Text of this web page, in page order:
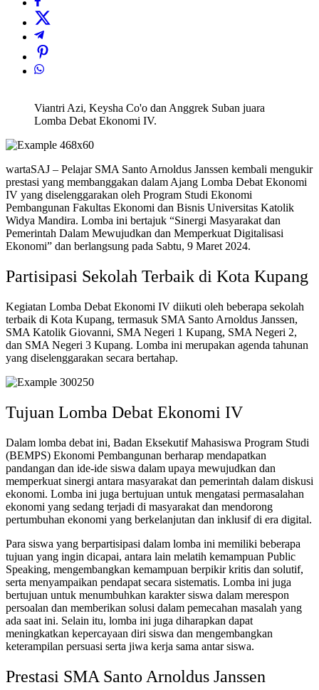
Viantri Azi, Keysha Co'o dan Anggrek Suban juara
Lomba Debat Ekonomi IV.
wartaSAJ – Pelajar SMA Santo Arnoldus Janssen kembali mengukir
prestasi yang membanggakan dalam Ajang Lomba Debat Ekonomi
IV yang diselenggarakan oleh Program Studi Ekonomi
Pembangunan Fakultas Ekonomi dan Bisnis Universitas Katolik
Widya Mandira. Lomba ini bertajuk “Sinergi Masyarakat dan
Pemerintah Dalam Mewujudkan dan Memperkuat Digitalisasi
Ekonomi” dan berlangsung pada Sabtu, 9 Maret 2024.
Partisipasi Sekolah Terbaik di Kota Kupang
Kegiatan Lomba Debat Ekonomi IV diikuti oleh beberapa sekolah
terbaik di Kota Kupang, termasuk SMA Santo Arnoldus Janssen,
SMA Katolik Giovanni, SMA Negeri 1 Kupang, SMA Negeri 2,
dan SMA Negeri 3 Kupang. Lomba ini merupakan agenda tahunan
yang diselenggarakan secara bertahap.
Tujuan Lomba Debat Ekonomi IV
Dalam lomba debat ini, Badan Eksekutif Mahasiswa Program Studi
(BEMPS) Ekonomi Pembangunan berharap mendapatkan
pandangan dan ide-ide siswa dalam upaya mewujudkan dan
memperkuat sinergi antara masyarakat dan pemerintah dalam diskusi
ekonomi. Lomba ini juga bertujuan untuk mengatasi permasalahan
ekonomi yang sedang terjadi di masyarakat dan mendorong
pertumbuhan ekonomi yang berkelanjutan dan inklusif di era digital.
Para siswa yang berpartisipasi dalam lomba ini memiliki beberapa
tujuan yang ingin dicapai, antara lain melatih kemampuan Public
Speaking, mengembangkan kemampuan berpikir kritis dan solutif,
serta menyampaikan pendapat secara sistematis. Lomba ini juga
bertujuan untuk menumbuhkan karakter siswa dalam merespon
persoalan dan memberikan solusi dalam pemecahan masalah yang
ada saat ini. Selain itu, lomba ini juga diharapkan dapat
meningkatkan kepercayaan diri siswa dan mengembangkan
keterampilan persuasi serta jiwa kerja sama antar siswa.
Prestasi SMA Santo Arnoldus Janssen